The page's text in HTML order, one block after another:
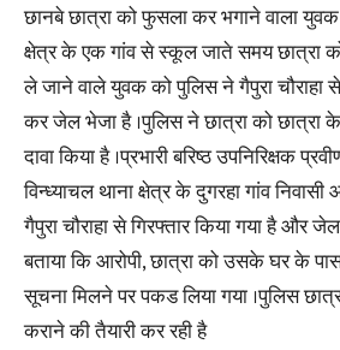
छानबे छात्रा को फुसला कर भगाने वाला युवक
क्षेत्र के एक गांव से स्कूल जाते समय छात्रा
ले जाने वाले युवक को पुलिस ने गैपुरा चौराहा
कर जेल भेजा है ।पुलिस ने छात्रा को छात्रा
दावा किया है ।प्रभारी बरिष्ठ उपनिरिक्षक
विन्ध्याचल थाना क्षेत्र के दुगरहा गांव
गैपुरा चौराहा से गिरफ्तार किया गया है और
बताया कि आरोपी, छात्रा को उसके घर के
सूचना मिलने पर पकड लिया गया ।पुलिस
कराने की तैयारी कर रही है